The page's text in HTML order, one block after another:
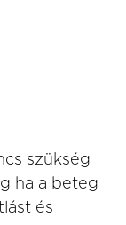
szükség
ha a beteg
és